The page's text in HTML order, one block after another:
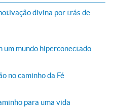
divina por trás de
um mundo hiperconectado
no caminho da Fé
para uma vida